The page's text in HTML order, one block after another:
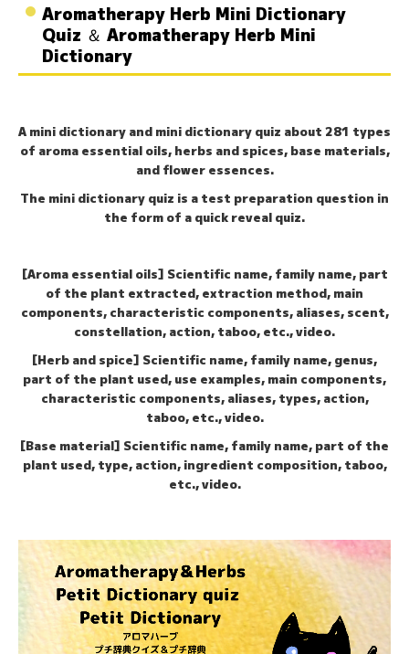
Aromatherapy Herb Mini Dictionary
Quiz ＆ Aromatherapy Herb Mini
Dictionary
A mini dictionary and mini dictionary quiz about 281 types
of aroma essential oils, herbs and spices, base materials,
and flower essences.
The mini dictionary quiz is a test preparation question in
the form of a quick reveal quiz.
[Aroma essential oils] Scientific name, family name, part
of the plant extracted, extraction method, main
components, characteristic components, aliases, scent,
constellation, action, taboo, etc., video.
[Herb and spice] Scientific name, family name, genus,
part of the plant used, use examples, main components,
characteristic components, aliases, types, action,
taboo, etc., video.
[Base material] Scientific name, family name, part of the
plant used, type, action, ingredient composition, taboo,
etc., video.